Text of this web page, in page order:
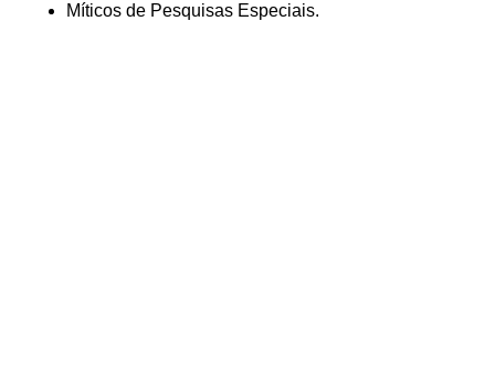
Míticos de Pesquisas Especiais.